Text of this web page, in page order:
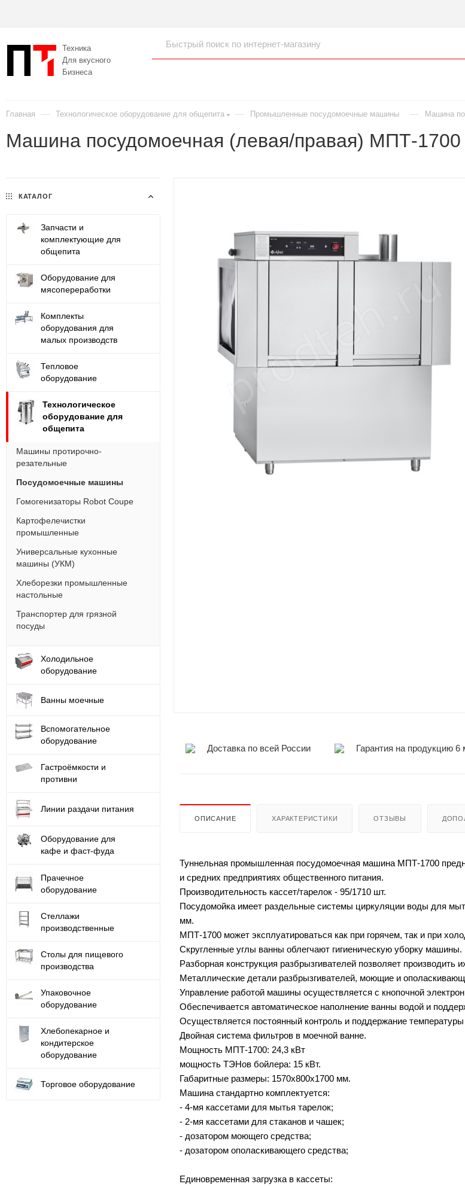
Техника
Для вкусного
Бизнеса
Главная — Технологическое оборудование для общепита — Промышленные посудомоечные машины — Машина
Машина посудомоечная (левая/правая) МПТ-1700
Доставка по всей России Гарантия на продукцию 6
ОПИСАНИЕ ХАРАКТЕРИСТИКИ ОТЗЫВЫ
Туннельная промышленная посудомоечная машина МПТ-1700
и средних предприятиях общественного питания.
Производительность кассет/тарелок - 95/1710 шт.
Посудомойка имеет раздельные системы циркуляции воды для
мм.
МПТ-1700 может эксплуатироваться как при горячем, так и при
Скругленные углы ванны облегчают гигиеническую уборку машины.
Разборная конструкция разбрызгивателей позволяет производить
Металлические детали разбрызгивателей, моющие и
Управление работой машины осуществляется с кнопочной
Обеспечивается автоматическое наполнение ванны водой и
Осуществляется постоянный контроль и поддержание
Двойная система фильтров в моечной ванне.
Мощность МПТ-1700: 24,3 кВт
мощность ТЭНов бойлера: 15 кВт.
Габаритные размеры: 1570х800х1700 мм.
Машина стандартно комплектуется:
- 4-мя кассетами для мытья тарелок;
- 2-мя кассетами для стаканов и чашек;
- дозатором моющего средства;
- дозатором ополаскивающего средства;
Единовременная загрузка в кассеты:
КАТАЛОГ
Запчасти и
комплектующие для
общепита
Оборудование для
мясопереработки
Комплекты
оборудования для
малых производств
Тепловое
оборудование
Технологическое
оборудование для
общепита
Машины протирочно-
резательные
Посудомоечные машины
Гомогенизаторы Robot Coupe
Картофелечистки
промышленные
Универсальные кухонные
машины (УКМ)
Хлеборезки промышленные
настольные
Транспортер для грязной
посуды
Холодильное
оборудование
Ванны моечные
Вспомогательное
оборудование
Гастроёмкости и
противни
Линии раздачи питания
Оборудование для
кафе и фаст-фуда
Прачечное
оборудование
Стеллажи
производственные
Столы для пищевого
производства
Упаковочное
оборудование
Хлебопекарное и
кондитерское
оборудование
Торговое оборудование